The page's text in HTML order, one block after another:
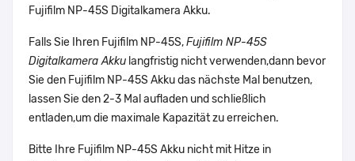
Fujifilm NP-45S Digitalkamera Akku.
Falls Sie Ihren Fujifilm NP-45S,Fujifilm NP-45S
Digitalkamera Akku langfristig nicht verwenden,dann bevor
Sie den Fujifilm NP-45S Akku das nächste Mal benutzen,
lassen Sie den 2-3 Mal aufladen und schließlich
entladen,um die maximale Kapazität zu erreichen.
Bitte Ihre Fujifilm NP-45S Akku nicht mit Hitze in